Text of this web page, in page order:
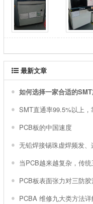
最新文章
如何选择一家合适的
SMT直通率99.5%以上，
PCB板的中国速度
无铅焊接锡珠虚焊频发
当PCB越来越复杂，传
PCB板表面张力对三防
PCBA 维修九大类方法